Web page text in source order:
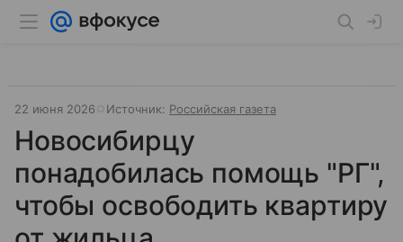
22 июня 2026 Источник: Российская газета
Новосибирцу
понадобилась помощь "РГ",
чтобы освободить квартиру